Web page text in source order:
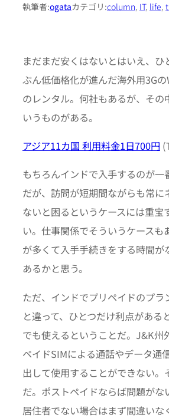
執筆者:ogataカテゴリ:column, IT, life,
まだまだ安くはないとはいえ、ひ
ぶん低価格化が進んだ海外用3G
のレンタル。何社もあるが、その
いうものがある。
アジア11カ国 利用料金1日700円
もちろんインドで入手するのが一
だが、訪問が短期間ながらも常に
ないと困るというケースには重宝
い。仕事関係でそういうケースも
が多くて入手手続きをする時間が
あるかと思う。
ただ、インドでプリペイドのプラ
と違って、ひとつだけ利点がある
でも使えるということだ。J&K州
ペイドSIMによる通話やデータ通
出して使用することができない。
だ。ポストペイドならば問題がな
居住者でない場合はまず間違いな